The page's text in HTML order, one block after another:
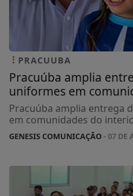
PRACUUBA
Pracuúba amplia
uniformes em
Pracuúba amplia entrega
em comunidades do
GENESIS COMUNICAÇÃO- 07 DE